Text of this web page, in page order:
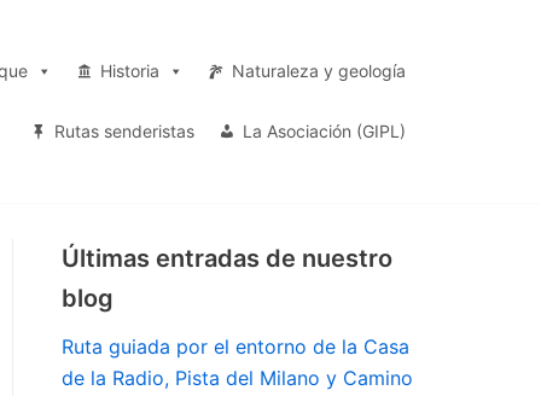
Historia Naturaleza y geología
Rutas senderistas La Asociación (GIPL)
Últimas entradas de nuestro
blog
Ruta guiada por el entorno de la Casa
de la Radio, Pista del Milano y Camino